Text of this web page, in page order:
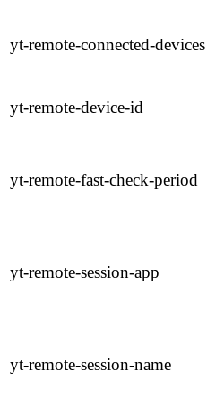
yt-remote-connected-devices
yt-remote-device-id
yt-remote-fast-check-period
yt-remote-session-app
yt-remote-session-name